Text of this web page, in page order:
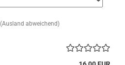
(Ausland abweichend)